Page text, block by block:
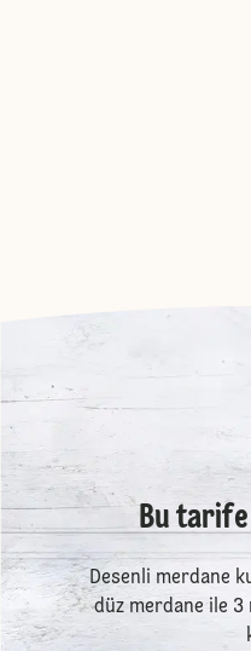
Bu tarife
Desenli merdane
düz merdane ile 3